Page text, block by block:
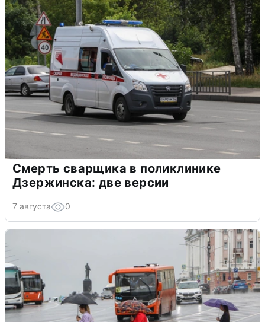
Смерть сварщика в поликлинике
Дзержинска: две версии
7 августа 0